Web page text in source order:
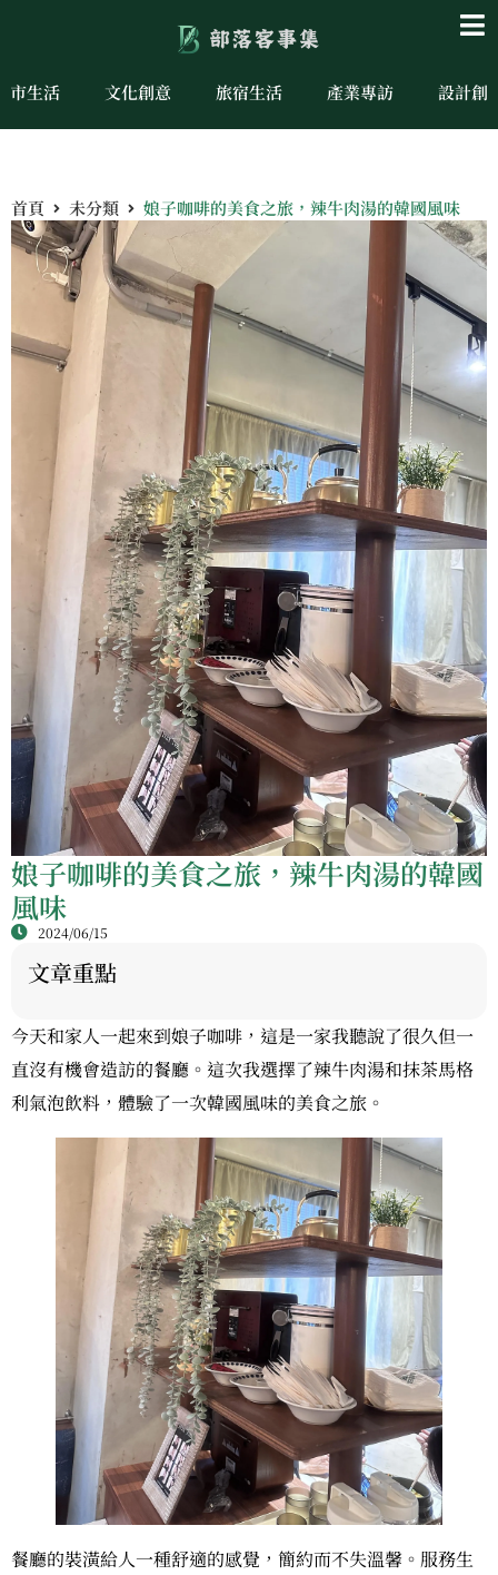
市生活 文化創意 旅宿生活 產業專訪 設計創
首頁 未分類 娘子咖啡的美食之旅，辣牛肉湯的韓國風味
娘子咖啡的美食之旅，辣牛肉湯的韓國
風味
2024/06/15
文章重點
今天和家人一起來到娘子咖啡，這是一家我聽說了很久但一
直沒有機會造訪的餐廳。這次我選擇了辣牛肉湯和抹茶馬格
利氣泡飲料，體驗了一次韓國風味的美食之旅。
餐廳的裝潢給人一種舒適的感覺，簡約而不失溫馨。服務生